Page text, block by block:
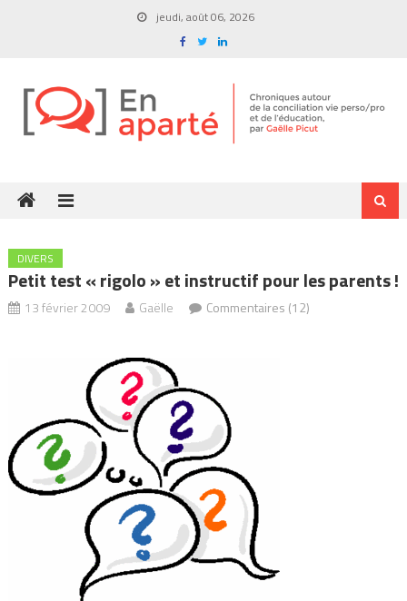
jeudi, août 06, 2026
DIVERS
Petit test « rigolo » et instructif pour les parents !
13 février 2009 Gaëlle Commentaires (12)